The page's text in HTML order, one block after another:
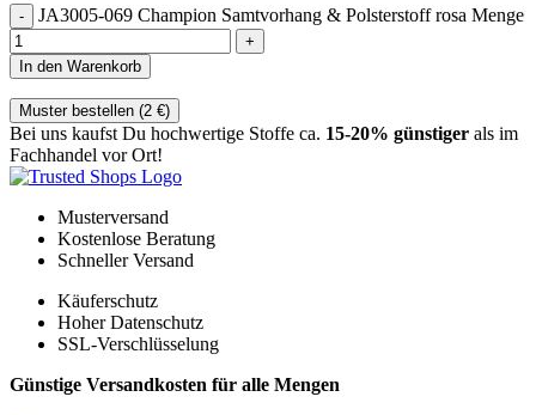
JA3005-069 Champion Samtvorhang & Polsterstoff rosa Menge
In den Warenkorb
Muster bestellen (2 €)
Bei uns kaufst Du hochwertige Stoffe ca. 15-20% günstiger als im
Fachhandel vor Ort!
Musterversand
Kostenlose Beratung
Schneller Versand
Käuferschutz
Hoher Datenschutz
SSL-Verschlüsselung
Günstige Versandkosten für alle Mengen